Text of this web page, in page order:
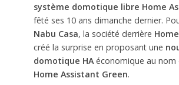
système domotique libre Home
fêté ses 10 ans dimanche dernier.
Nabu Casa, la société derrière
créé la surprise en proposant une
domotique HAéconomique au nom
Home Assistant Green.